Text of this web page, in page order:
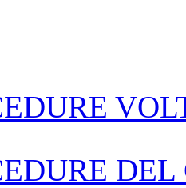
DEL